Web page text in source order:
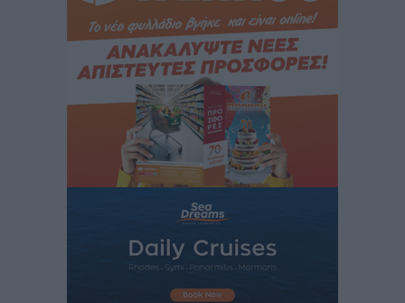
πριν 35 λεπτά
Συνελήφθη 73χρονος για διάθεση αλκοόλ σε
ανηλίκους στη Ρόδο
πριν 50 λεπτά
Πραγματοποιήθηκαν 43.881 έλεγχοι και βεβαιώθηκαν
πριν 1 ώρα
Συνελήφθησαν δύο αλλοδαπές για λαθρεμπόριο
καπνικών προϊόντων στη Ρόδο – Κατασχέθηκαν